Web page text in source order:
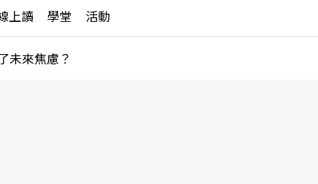
上讀 學堂 活動
多訂閱方案
未來焦慮？